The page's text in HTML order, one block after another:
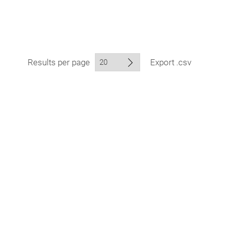
Results per page Export .csv